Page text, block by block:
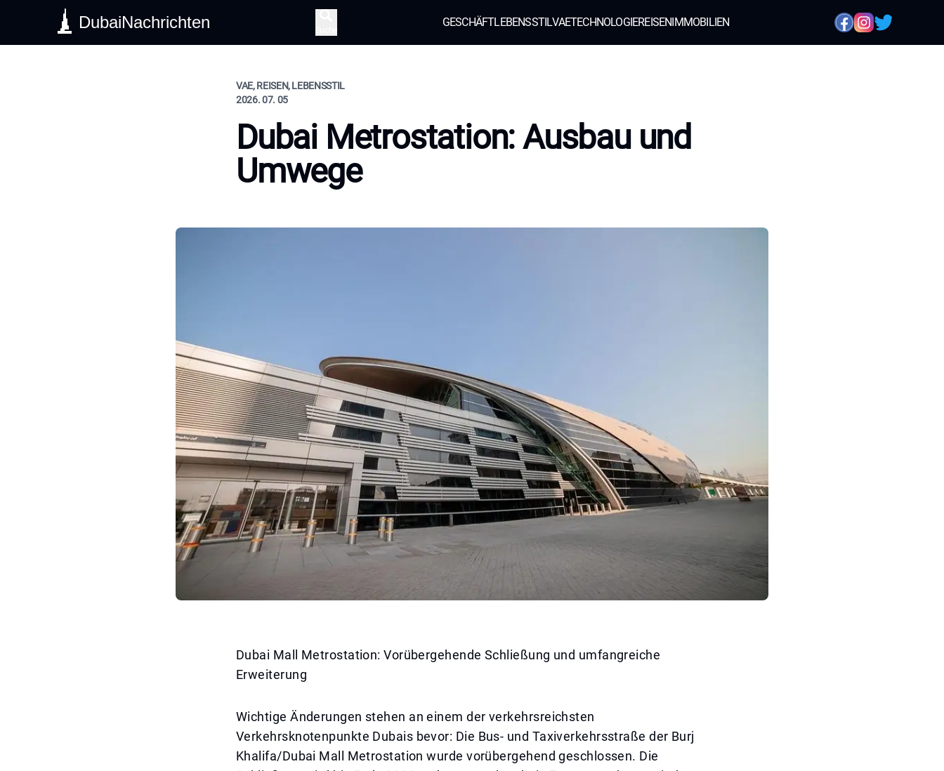
DubaiNachrichten GESCHÄFTLEBENSSTILVAETECHNOLOGIEREISENIMMOBILIEN
VAE, REISEN, LEBENSSTIL
2026. 07. 05
Dubai Metrostation: Ausbau und
Umwege
Dubai Mall Metrostation: Vorübergehende Schließung und umfangreiche
Erweiterung
Wichtige Änderungen stehen an einem der verkehrsreichsten
Verkehrsknotenpunkte Dubais bevor: Die Bus- und Taxiverkehrsstraße der Burj
Khalifa/Dubai Mall Metrostation wurde vorübergehend geschlossen. Die